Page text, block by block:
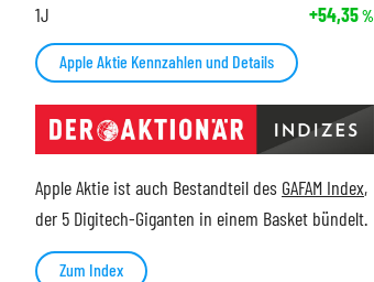
1J +54,35%
Apple Aktie Kennzahlen und Details
Apple Aktie ist auch Bestandteil des GAFAM Index,
der 5 Digitech-Giganten in einem Basket bündelt.
Zum Index